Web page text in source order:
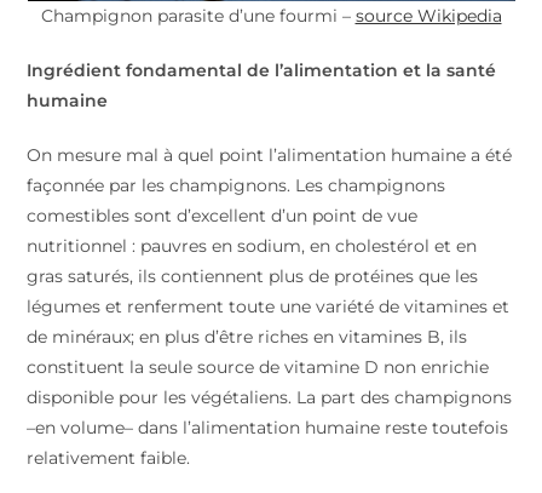
Champignon parasite d’une fourmi – source Wikipedia
Ingrédient fondamental de l’alimentation et la santé
humaine
On mesure mal à quel point l’alimentation humaine a été
façonnée par les champignons. Les champignons
comestibles sont d’excellent d’un point de vue
nutritionnel : pauvres en sodium, en cholestérol et en
gras saturés, ils contiennent plus de protéines que les
légumes et renferment toute une variété de vitamines et
de minéraux; en plus d’être riches en vitamines B, ils
constituent la seule source de vitamine D non enrichie
disponible pour les végétaliens. La part des champignons
–en volume– dans l’alimentation humaine reste toutefois
relativement faible.